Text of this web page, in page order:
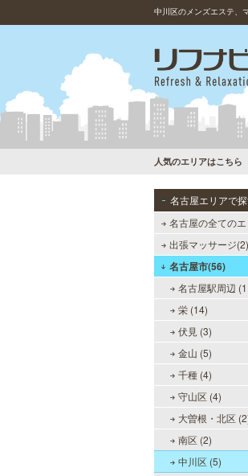
中川区のメンズエステ、
人気のエリアはこちら
名古屋エリアで
名古屋の全ての
出張マッサージ(2)
名古屋市(56)
名古屋駅周辺
栄 (14)
伏見 (3)
金山 (5)
千種 (4)
守山区 (4)
大曽根・北区
南区 (2)
中川区 (5)